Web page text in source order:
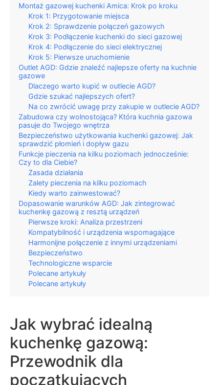
Montaż gazowej kuchenki Amica: Krok po kroku
Krok 1: Przygotowanie miejsca
Krok 2: Sprawdzenie połączeń gazowych
Krok 3: Podłączenie kuchenki do sieci gazowej
Krok 4: Podłączenie do sieci elektrycznej
Krok 5: Pierwsze uruchomienie
Outlet AGD: Gdzie znaleźć najlepsze oferty na kuchnie
gazowe
Dlaczego warto kupić w outlecie AGD?
Gdzie szukać najlepszych ofert?
Na co zwrócić uwagę przy zakupie w outlecie AGD?
Zabudowa czy wolnostojąca? Która kuchnia gazowa
pasuje do Twojego wnętrza
Bezpieczeństwo użytkowania kuchenki gazowej: Jak
sprawdzić płomień i dopływ gazu
Funkcje pieczenia na kilku poziomach jednocześnie:
Czy to dla Ciebie?
Zasada działania
Zalety pieczenia na kilku poziomach
Kiedy warto zainwestować?
Dopasowanie warunków AGD: Jak zintegrować
kuchenkę gazową z resztą urządzeń
Pierwsze kroki: Analiza przestrzeni
Kompatybilność i urządzenia wspomagające
Harmonijne połączenie z innymi urządzeniami
Bezpieczeństwo
Technologiczne wsparcie
Polecane artykuły
Polecane artykuły
Jak wybrać idealną
kuchenkę gazową:
Przewodnik dla
początkujących